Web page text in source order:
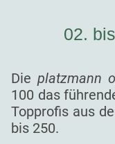
02.
Dieplatzmann
100 das
Topprofis aus
bis 250.